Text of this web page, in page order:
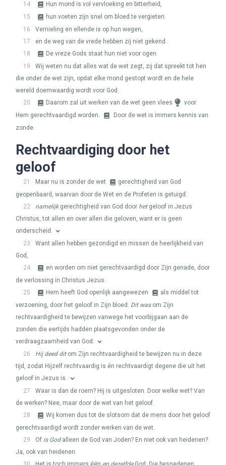
14
Hun mond is vol vervloeking en bitterheid,
15
hun voeten zijn snel om bloed te vergieten.
16
Vernieling en ellende is op hun wegen,
17
en de weg van de vrede hebben zij niet gekend.
18
De vreze Gods staat hun niet voor ogen.
19
Wij weten nu dat alles wat de wet zegt, zij dat spreekt tot hen
die onder de wet zijn, opdat elke mond gestopt wordt en de hele
wereld doemwaardig wordt voor God.
20
Daarom zal uit werken van de wet geen vlees
voor
Hem gerechtvaardigd worden.
Door de wet is immers kennis van
zonde.
Rechtvaardiging door het
geloof
21 Maar nu is zonder de wet
gerechtigheid van God
geopenbaard, waarvan door de Wet en de Profeten is getuigd:
22
namelijkgerechtigheid van God door hetgeloof in Jezus
Christus, tot allen en over allen die geloven, want er is geen
onderscheid.
23
Want allen hebben gezondigd en missen de heerlijkheid van
God,
24
en worden om niet gerechtvaardigd door Zijn genade, door
de verlossing in Christus Jezus.
25
Hem heeft God openlijk aangewezen
als middel tot
verzoening, door het geloof in Zijn bloed. Dit wasom Zijn
rechtvaardigheid te bewijzen vanwege het voorbijgaan aan de
zonden die eertijds hadden plaatsgevonden onder de
verdraagzaamheid van God.
26
Hij deed ditom Zijn rechtvaardigheid te bewijzen nu in deze
tijd, zodat Hijzelf rechtvaardig is én rechtvaardigt degene die uit het
geloof in Jezus is.
27
Waar is dan de roem? Hij is uitgesloten. Door welke wet? Van
de werken? Nee, maar door de wet van het geloof.
28
Wij komen dus tot de slotsom dat de mens door het geloof
gerechtvaardigd wordt zonder werken van de wet.
29
Of is Godalleen de God van Joden? En niet ook van heidenen?
Ja, ook van heidenen.